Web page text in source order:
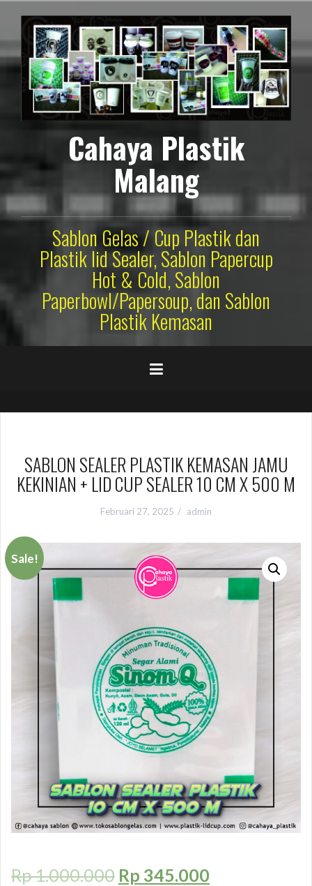
konten
Cahaya Plastik
Malang
Sablon Gelas / Cup Plastik dan
Plastik lid Sealer, Sablon Papercup
Hot & Cold, Sablon
Paperbowl/Papersoup, dan Sablon
Plastik Kemasan
SABLON SEALER PLASTIK KEMASAN JAMU
KEKINIAN + LID CUP SEALER 10 CM X 500 M
Februari 27, 2025 admin
Sale!
Rp1.000.000 Rp 345.000